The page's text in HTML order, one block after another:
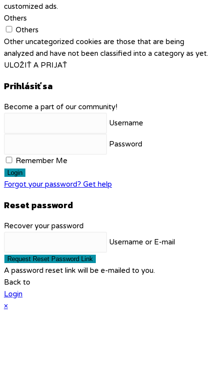
customized ads.
Others
Others
Other uncategorized cookies are those that are being
analyzed and have not been classified into a category as yet.
ULOŽIŤ A PRIJAŤ
Prihlásiť sa
Become a part of our community!
Username
Password
Remember Me
Login
Forgot your password? Get help
Reset password
Recover your password
Username or E-mail
Request Reset Password Link
A password reset link will be e-mailed to you.
Back to
Login
×